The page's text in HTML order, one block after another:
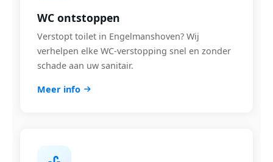
WC ontstoppen
Verstopt toilet in Engelmanshoven? Wij
verhelpen elke WC-verstopping snel en zonder
schade aan uw sanitair.
Meer info